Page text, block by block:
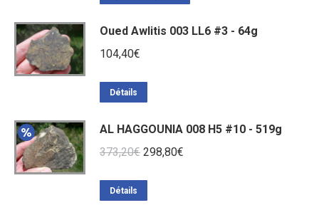
Oued Awlitis 003 LL6 #3 - 64g
104,40€
Détails
AL HAGGOUNIA 008 H5 #10 - 519g
373,20€ Le
298,80€
Détails